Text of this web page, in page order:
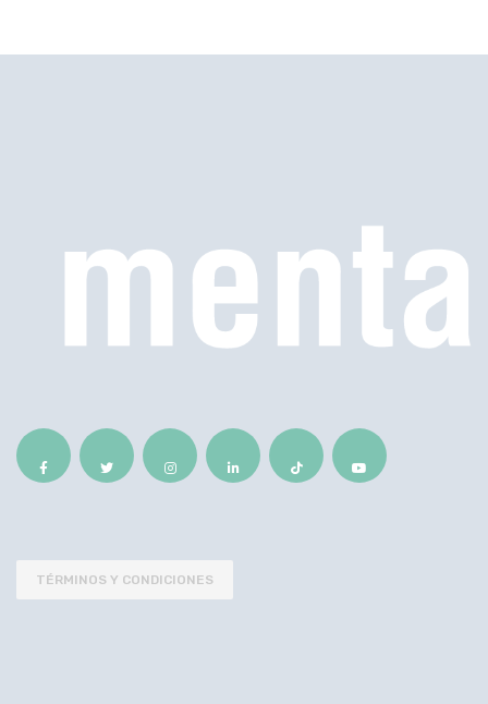
TÉRMINOS Y CONDICIONES